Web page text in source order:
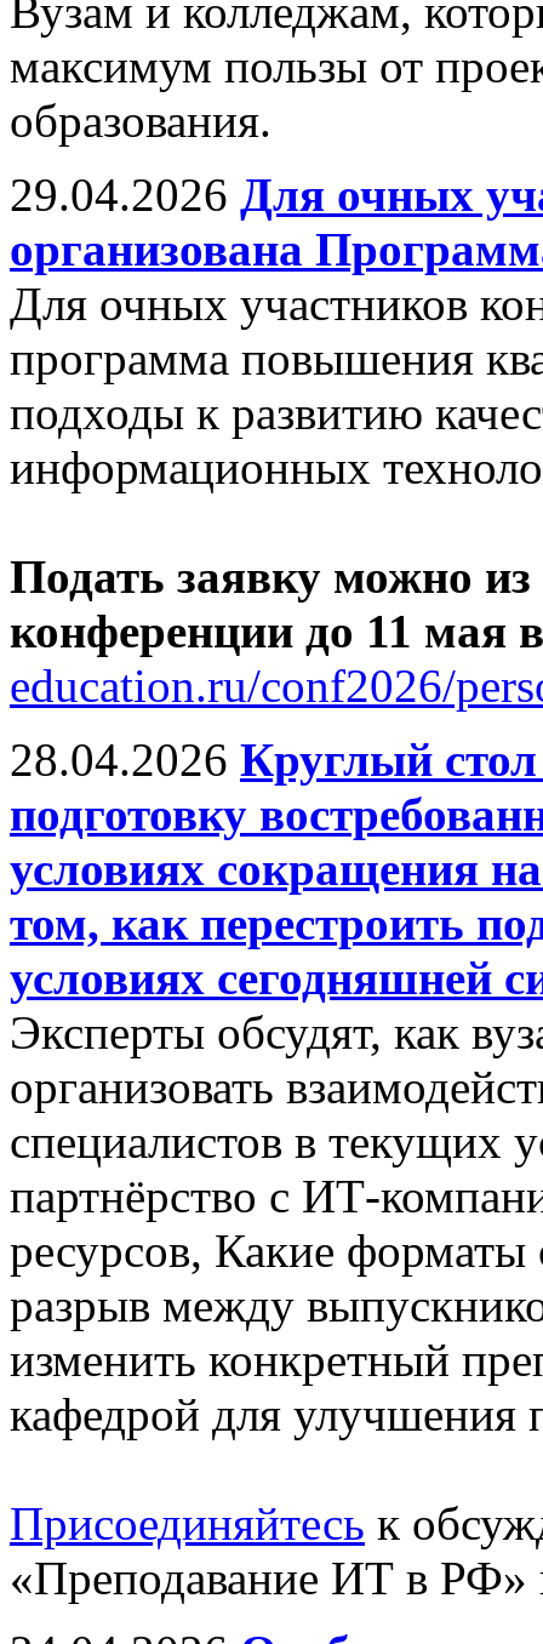
Вузам и колледжам,
максимум пользы от
образования.
29.04.2026 Для очных
организована
Для очных участников
программа повышения
подходы к развитию
информационных
Подать заявку можно
конференции до 11 мая
education.ru/conf2026/
28.04.2026 Круглый
подготовку
условиях сокращения
том, как перестроить
условиях сегодняшней
Эксперты обсудят, как
организовать
специалистов в текущих
партнёрство с ИТ-
ресурсов, Какие
разрыв между
изменить конкретный
кафедрой для улучшения
Присоединяйтесь к
«Преподавание ИТ в РФ»